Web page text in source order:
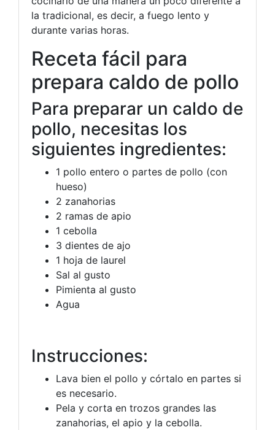
la tradicional, es decir, a fuego lento y
durante varias horas.
Receta fácil para
prepara caldo de pollo
Para preparar un caldo de
pollo, necesitas los
siguientes ingredientes:
1 pollo entero o partes de pollo (con
hueso)
2 zanahorias
2 ramas de apio
1 cebolla
3 dientes de ajo
1 hoja de laurel
Sal al gusto
Pimienta al gusto
Agua
Instrucciones:
Lava bien el pollo y córtalo en partes si
es necesario.
Pela y corta en trozos grandes las
zanahorias, el apio y la cebolla.